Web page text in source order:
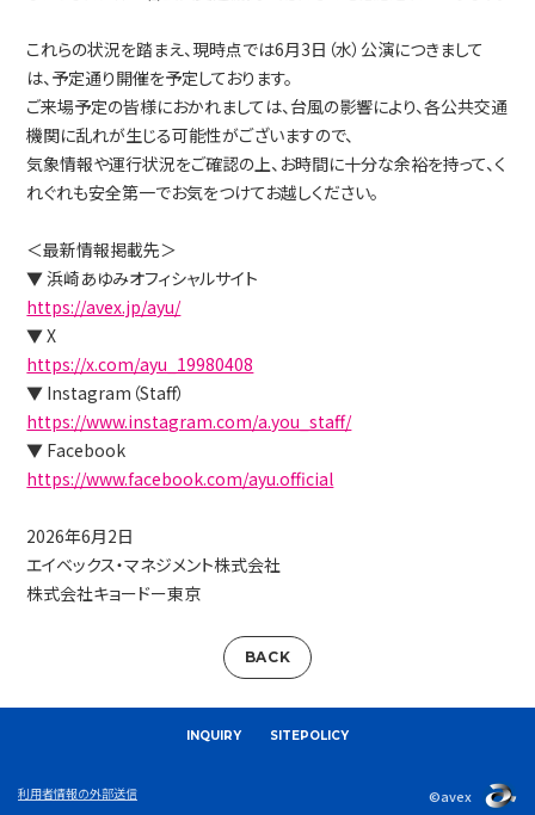
これらの状況を踏まえ、現時点では6月3日（水）公演につきまして
は、予定通り開催を予定しております。
ご来場予定の皆様におかれましては、台風の影響により、各公共交通
機関に乱れが生じる可能性がございますので、
気象情報や運行状況をご確認の上、お時間に十分な余裕を持って、く
れぐれも安全第一でお気をつけてお越しください。
＜最新情報掲載先＞
▼ 浜崎あゆみオフィシャルサイト
https://avex.jp/ayu/
▼ X
https://x.com/ayu_19980408
▼ Instagram（Staff）
https://www.instagram.com/a.you_staff/
▼ Facebook
https://www.facebook.com/ayu.official
2026年6月2日
エイベックス・マネジメント株式会社
株式会社キョードー東京
BACK
INQUIRY SITEPOLICY
利用者情報の外部送信 ©avex